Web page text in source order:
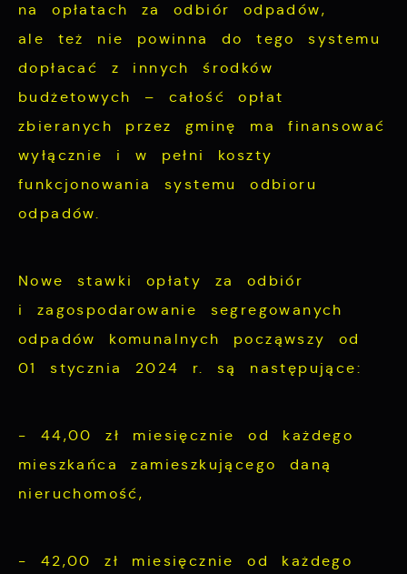
na opłatach za odbiór odpadów,
ale też nie powinna do tego systemu
dopłacać z innych środków
budżetowych – całość opłat
zbieranych przez gminę ma finansować
wyłącznie i w pełni koszty
funkcjonowania systemu odbioru
odpadów.
Nowe stawki opłaty za odbiór
i zagospodarowanie segregowanych
odpadów komunalnych począwszy od
01 stycznia 2024 r. są następujące:
- 44,00 zł miesięcznie od każdego
mieszkańca zamieszkującego daną
nieruchomość,
- 42,00 zł miesięcznie od każdego